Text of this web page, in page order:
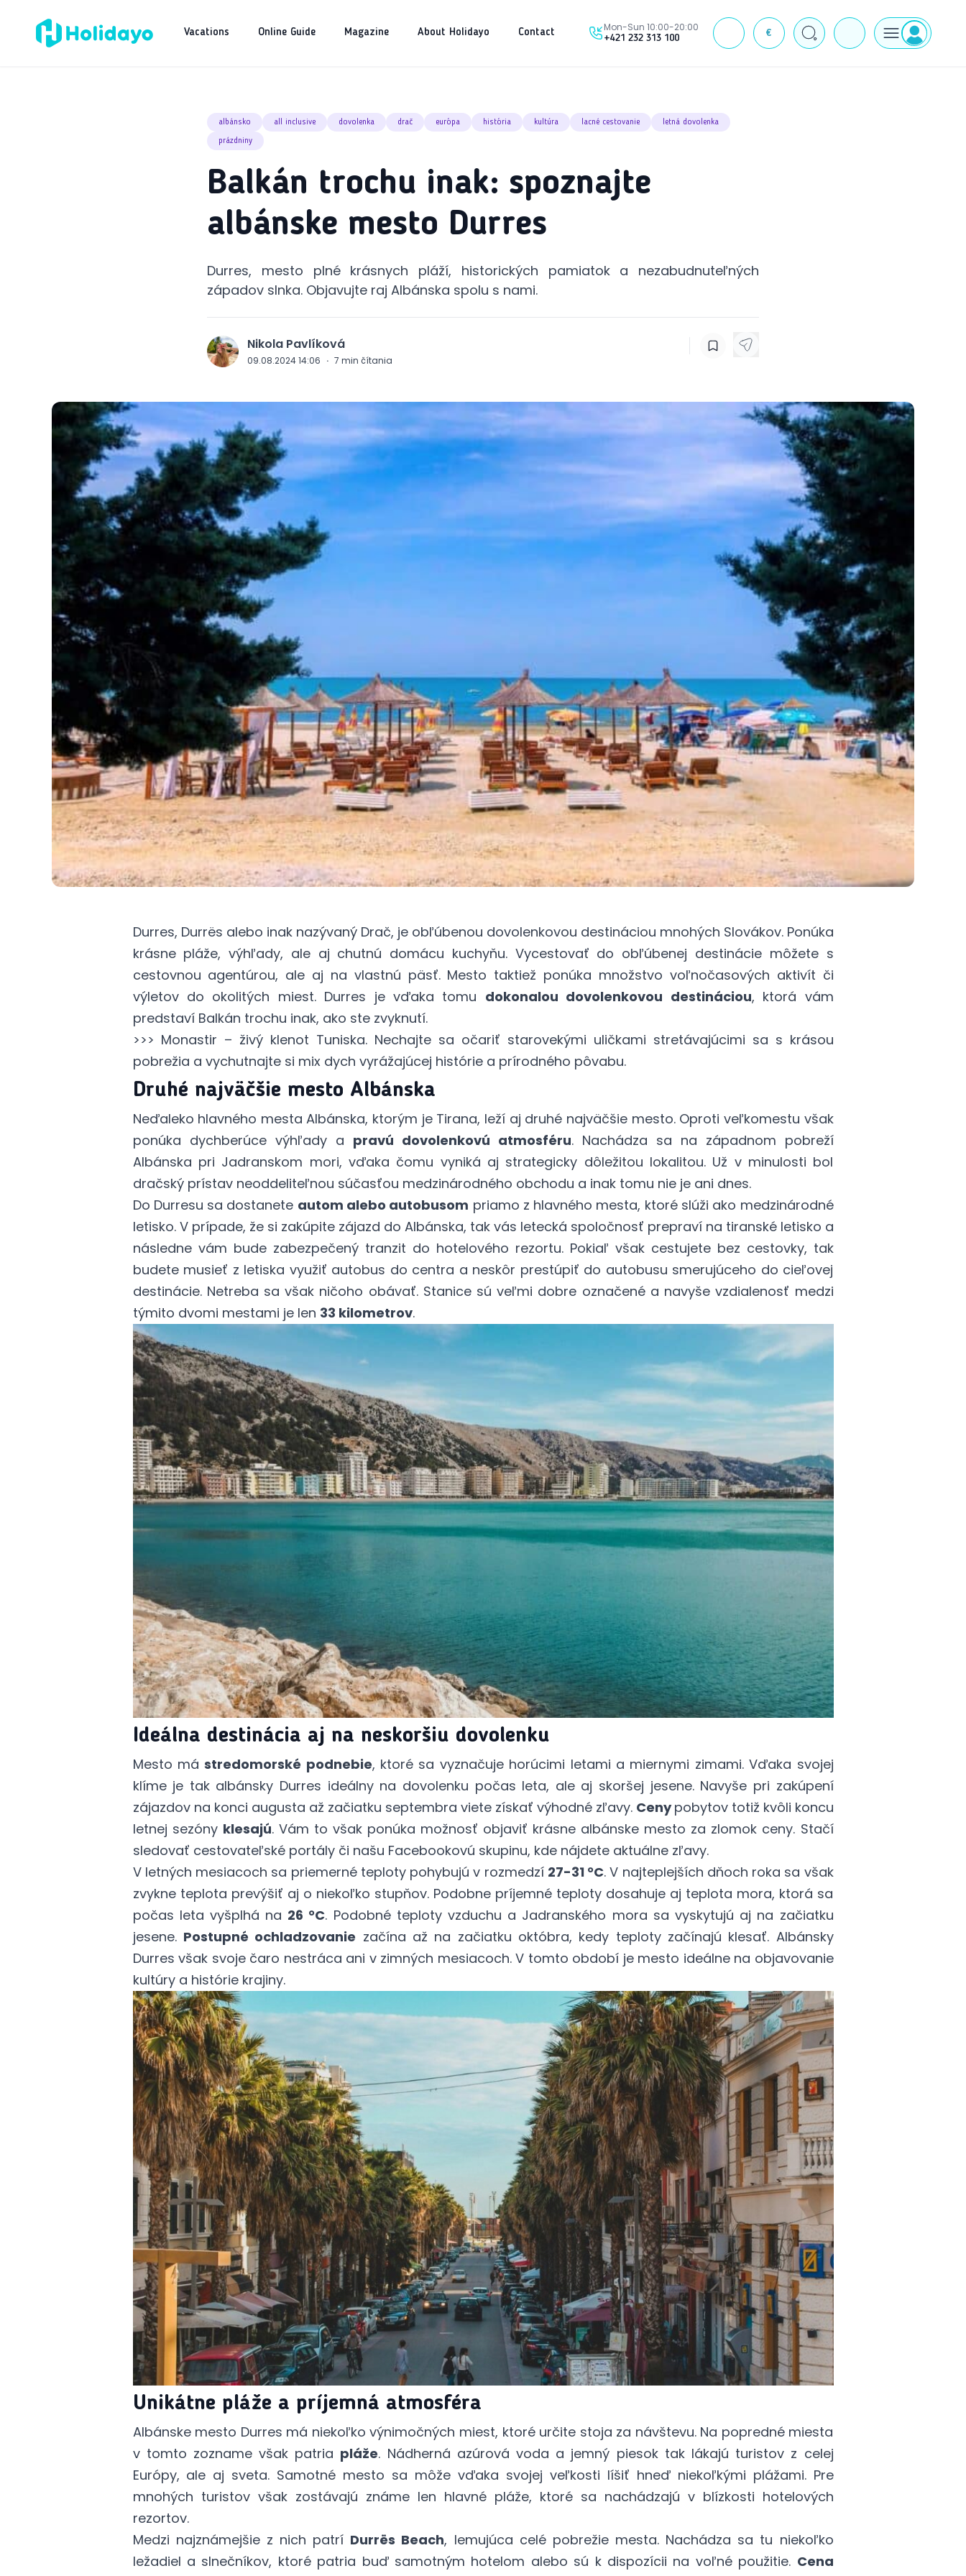
Vacations Online Guide Magazine About Holidayo Contact Mon-Sun 10:00-20:00
+421 232 313 100 € J
albánsko all inclusive dovolenka drač európa história kultúra lacné cestovanie letná dovolenka
prázdniny
Balkán trochu inak: spoznajte
albánske mesto Durres
Durres, mesto plné krásnych pláží, historických pamiatok a nezabudnuteľných
západov slnka. Objavujte raj Albánska spolu s nami.
J Nikola Pavlíková
09.08.2024 14:06 · 7 min čítania
Durres, Durrës alebo inak nazývaný Drač, je obľúbenou dovolenkovou destináciou mnohých Slovákov. Ponúka
krásne pláže, výhľady, ale aj chutnú domácu kuchyňu. Vycestovať do obľúbenej destinácie môžete s
cestovnou agentúrou, ale aj na vlastnú päsť. Mesto taktiež ponúka množstvo voľnočasových aktivít či
výletov do okolitých miest. Durres je vďaka tomu dokonalou dovolenkovou destináciou, ktorá vám
predstaví Balkán trochu inak, ako ste zvyknutí.
>>> Monastir – živý klenot Tuniska. Nechajte sa očariť starovekými uličkami stretávajúcimi sa s krásou
pobrežia a vychutnajte si mix dych vyrážajúcej histórie a prírodného pôvabu.
Druhé najväčšie mesto Albánska
Neďaleko hlavného mesta Albánska, ktorým je Tirana, leží aj druhé najväčšie mesto. Oproti veľkomestu však
ponúka dychberúce výhľady a pravú dovolenkovú atmosféru. Nachádza sa na západnom pobreží
Albánska pri Jadranskom mori, vďaka čomu vyniká aj strategicky dôležitou lokalitou. Už v minulosti bol
dračský prístav neoddeliteľnou súčasťou medzinárodného obchodu a inak tomu nie je ani dnes.
Do Durresu sa dostanete autom alebo autobusom priamo z hlavného mesta, ktoré slúži ako medzinárodné
letisko. V prípade, že si zakúpite zájazd do Albánska, tak vás letecká spoločnosť prepraví na tiranské letisko a
následne vám bude zabezpečený tranzit do hotelového rezortu. Pokiaľ však cestujete bez cestovky, tak
budete musieť z letiska využiť autobus do centra a neskôr prestúpiť do autobusu smerujúceho do cieľovej
destinácie. Netreba sa však ničoho obávať. Stanice sú veľmi dobre označené a navyše vzdialenosť medzi
týmito dvomi mestami je len 33 kilometrov.
Ideálna destinácia aj na neskoršiu dovolenku
Mesto mástredomorské podnebie, ktoré sa vyznačuje horúcimi letami a miernymi zimami. Vďaka svojej
klíme je tak albánsky Durres ideálny na dovolenku počas leta, ale aj skoršej jesene. Navyše pri zakúpení
zájazdov na konci augusta až začiatku septembra viete získať výhodné zľavy. Cenypobytov totiž kvôli koncu
letnej sezóny klesajú. Vám to však ponúka možnosť objaviť krásne albánske mesto za zlomok ceny. Stačí
sledovať cestovateľské portály či našu Facebookovú skupinu, kde nájdete aktuálne zľavy.
V letných mesiacoch sa priemerné teploty pohybujú v rozmedzí 27-31 °C. V najteplejších dňoch roka sa však
zvykne teplota prevýšiť aj o niekoľko stupňov. Podobne príjemné teploty dosahuje aj teplota mora, ktorá sa
počas leta vyšplhá na 26 °C. Podobné teploty vzduchu a Jadranského mora sa vyskytujú aj na začiatku
jesene. Postupné ochladzovanie začína až na začiatku októbra, kedy teploty začínajú klesať. Albánsky
Durres však svoje čaro nestráca ani v zimných mesiacoch. V tomto období je mesto ideálne na objavovanie
kultúry a histórie krajiny.
Unikátne pláže a príjemná atmosféra
Albánske mesto Durres má niekoľko výnimočných miest, ktoré určite stoja za návštevu. Na popredné miesta
v tomto zozname však patria pláže. Nádherná azúrová voda a jemný piesok tak lákajú turistov z celej
Európy, ale aj sveta. Samotné mesto sa môže vďaka svojej veľkosti líšiť hneď niekoľkými plážami. Pre
mnohých turistov však zostávajú známe len hlavné pláže, ktoré sa nachádzajú v blízkosti hotelových
rezortov.
Medzi najznámejšie z nich patrí Durrës Beach, lemujúca celé pobrežie mesta. Nachádza sa tu niekoľko
ležadiel a slnečníkov, ktoré patria buď samotným hotelom alebo sú k dispozícii na voľné použitie. Cena